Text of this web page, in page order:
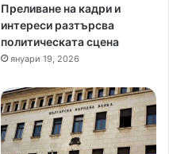
Преливане на кадри и
интереси разтърсва
политическата сцена
януари 19, 2026